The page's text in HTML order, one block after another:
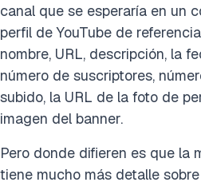
canal que se esperaría en un
perfil de YouTube de
nombre, URL, descripción, la
número de suscriptores,
subido, la URL de la foto de
imagen del banner.
Pero donde difieren es que la
tiene mucho más detalle